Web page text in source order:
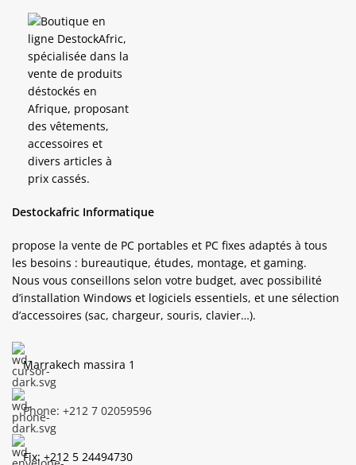
Destockafric Informatique
propose la vente de PC portables et PC fixes adaptés à tous
les besoins : bureautique, études, montage, et gaming.
Nous vous conseillons selon votre budget, avec possibilité
d’installation Windows et logiciels essentiels, et une sélection
d’accessoires (sac, chargeur, souris, clavier…).
Marrakech massira 1
Phone: +212 7 02059596
Fix: +212 5 24494730